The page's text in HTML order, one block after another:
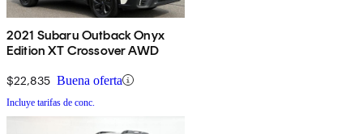
2021 Subaru Outback Onyx
Edition XT Crossover AWD
$22,835 Buena oferta
Incluye tarifas de conc.